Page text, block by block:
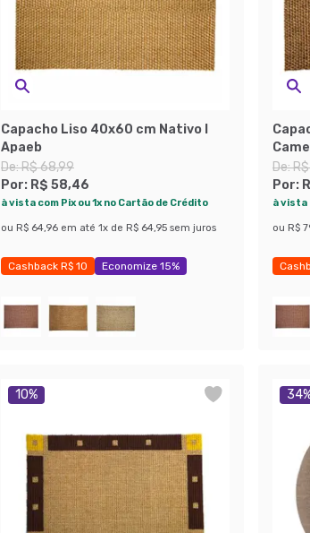
Capacho Liso 40x60 cm Nativo I
Apaeb
De:R$ 68,99
Por: R$ 58,46
à vista com Pix ou 1x no Cartão de Crédito
ou R$ 64,96 em até 1x de R$ 64,95 sem juros
Cashback R$ 10 Economize 15%
De:
Por:
à vista
ou R$
10% 34